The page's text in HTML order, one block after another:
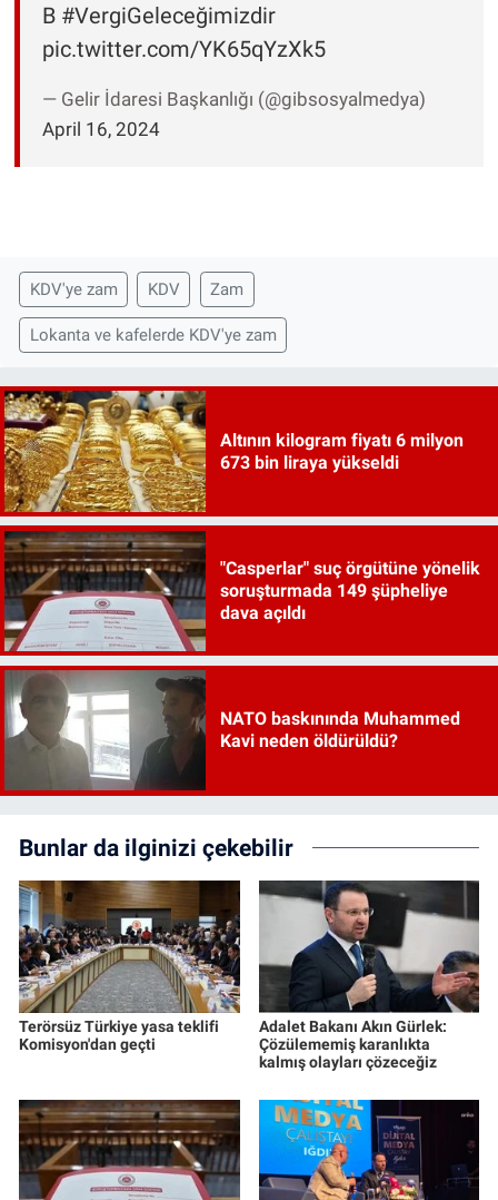
B #VergiGeleceğimizdir
pic.twitter.com/YK65qYzXk5
— Gelir İdaresi Başkanlığı (@gibsosyalmedya)
April 16, 2024
KDV'ye zam KDV Zam
Lokanta ve kafelerde KDV'ye zam
Altının kilogram fiyatı 6 milyon
673 bin liraya yükseldi
"Casperlar" suç örgütüne yönelik
soruşturmada 149 şüpheliye
dava açıldı
NATO baskınında Muhammed
Kavi neden öldürüldü?
Bunlar da ilginizi çekebilir
Terörsüz Türkiye yasa teklifi
Komisyon'dan geçti
Adalet Bakanı Akın Gürlek:
Çözülememiş karanlıkta
kalmış olayları çözeceğiz